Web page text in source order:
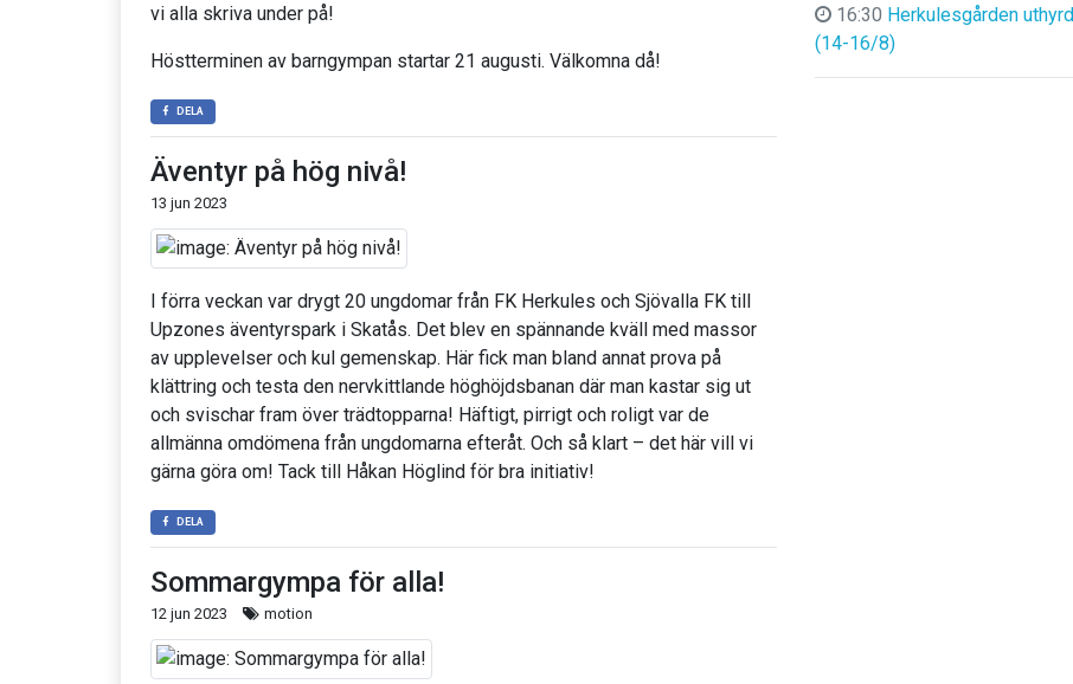
16:30 Herkulesgården uthyrd
(14-16/8)
vi alla skriva under på!
Höstterminen av barngympan startar 21 augusti. Välkomna då!
DELA
Äventyr på hög nivå!
13 jun 2023
I förra veckan var drygt 20 ungdomar från FK Herkules och Sjövalla FK till
Upzones äventyrspark i Skatås. Det blev en spännande kväll med massor
av upplevelser och kul gemenskap. Här fick man bland annat prova på
klättring och testa den nervkittlande höghöjdsbanan där man kastar sig ut
och svischar fram över trädtopparna! Häftigt, pirrigt och roligt var de
allmänna omdömena från ungdomarna efteråt. Och så klart – det här vill vi
gärna göra om! Tack till Håkan Höglind för bra initiativ!
DELA
Sommargympa för alla!
12 jun 2023 motion